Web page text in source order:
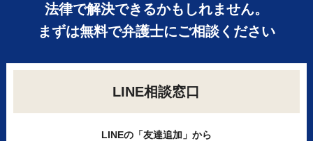
法律で解決できるかもしれません。
まずは無料で弁護士にご相談ください
LINE相談窓口
LINEの「友達追加」から